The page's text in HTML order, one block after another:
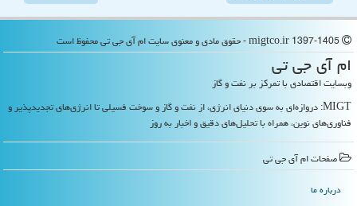
ام آی جی تی
وبسایت اقتصادی با تمرکز بر نفت و گاز
MIGT: دروازه‌ای به سوی دنیای انرژی، از نفت و گاز و سوخت فسیلی تا انرژی‌های تجدیدپذیر و
فناوری‌های نوین، همراه با تحلیل‌های دقیق و اخبار به روز
صفحات ام آی جی تی
درباره ما